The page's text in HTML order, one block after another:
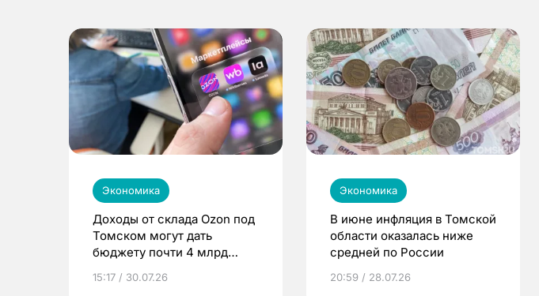
Экономика
Доходы от склада Ozon под
Томском могут дать
бюджету почти 4 млрд
15:17 / 30.07.26
Экономика
В июне инфляция в Томской
области оказалась ниже
средней по России
20:59 / 28.07.26